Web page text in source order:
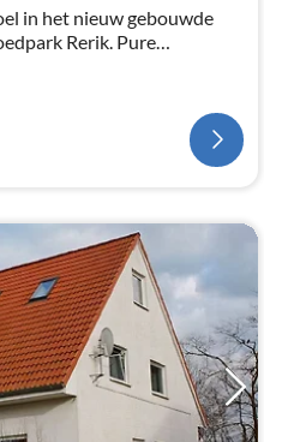
in het nieuw gebouwde
Rerik. Pure
op u op het goed